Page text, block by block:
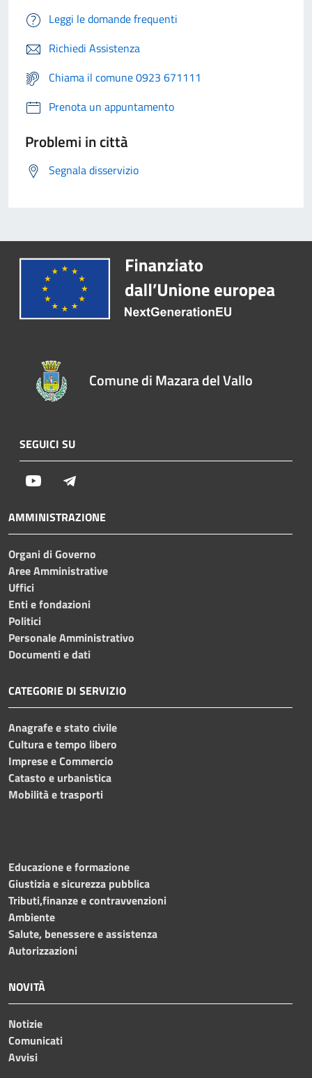
Leggi le domande frequenti
Richiedi Assistenza
Chiama il comune 0923 671111
Prenota un appuntamento
Problemi in città
Segnala disservizio
Comune di Mazara del Vallo
SEGUICI SU
Youtube
AMMINISTRAZIONE
Organi di Governo
Aree Amministrative
Uffici
Enti e fondazioni
Politici
Personale Amministrativo
Documenti e dati
CATEGORIE DI SERVIZIO
Anagrafe e stato civile
Cultura e tempo libero
Imprese e Commercio
Catasto e urbanistica
Mobilità e trasporti
Educazione e formazione
Giustizia e sicurezza pubblica
Tributi,finanze e contravvenzioni
Ambiente
Salute, benessere e assistenza
Autorizzazioni
NOVITÀ
Notizie
Comunicati
Avvisi